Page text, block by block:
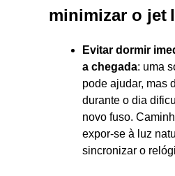
minimizar o jet
Evitar dormir
a chegada: uma
pode ajudar, mas
durante o dia
novo fuso.
expor-se à luz
sincronizar o